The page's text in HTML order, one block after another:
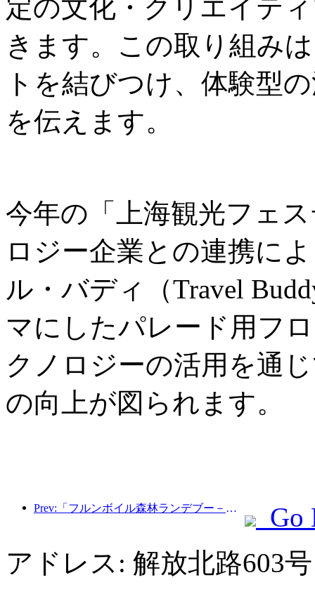
定の文化・クリエイテ
きます。この取り組み
トを結びつけ、体験型
を伝えます。
今年の「上海観光フェ
ロジー企業との連携に
ル・バディ（Travel
マにしたパレード用フ
クノロジーの活用を通
の向上が図られます。
Prev:「フルンボイル森林ランデブー－大興安嶺エクスプレス－星光列車－天一旅」観光列車が初運行を行った。
Go
アドレス: 解放北路603